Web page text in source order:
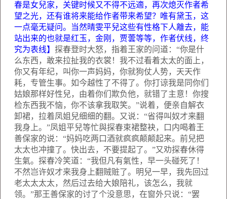
春是女兒家，关键时候又不得不远適，再次熄灭作者希
望之光，还有谁将来能给作者带来希望？唯有黛玉，这
一点毫无疑问。当然晴雯平兒这些有性格下人離去，能
站出来的也就是红玉，金刚，贾蕓等等，作者伏线，终
究为表线】 探春登时大怒，指着王家的问道：“你是什
么东西，敢来拉扯我的衣裳！我不过看着太太的面上，
你又有年纪，叫你一声妈妈，你就狗仗人势，天天作
耗，专管生事。如今越性了不得了。你打谅我是同你们
姑娘那样好性兒，由着你们欺负他，就错了主意！你搜
检东西我不恼，你不该拿我取笑。”说着，便亲自解衣
卸裙，拉着凤姐兒细细的翻。又说：“省得叫奴才来翻
我身上。”凤姐平兒等忙與探春束裙整袂，口内喝着王
善保家的说：“妈妈吃两口酒就疯疯颠颠起来。前兒把
太太也冲撞了。快出去，不要提起了。”又劝探春休得
生氣。探春冷笑道：“我但凡有氣性，早一头碰死了！
不然岂许奴才来我身上翻贼赃了。明兒一早，我先回过
老太太太太，然后过去给大娘陪礼，该怎么，我就
领。”那王善保家的讨了个没意思，在窗外只说：“罢